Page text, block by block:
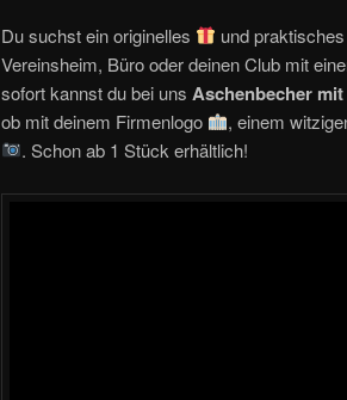
Du suchst ein originelles
und
Vereinsheim, Büro oder deinen Club mit
sofort kannst du bei uns Aschenbecher
ob mit deinem Firmenlogo
, einem
. Schon ab 1 Stück erhältlich!